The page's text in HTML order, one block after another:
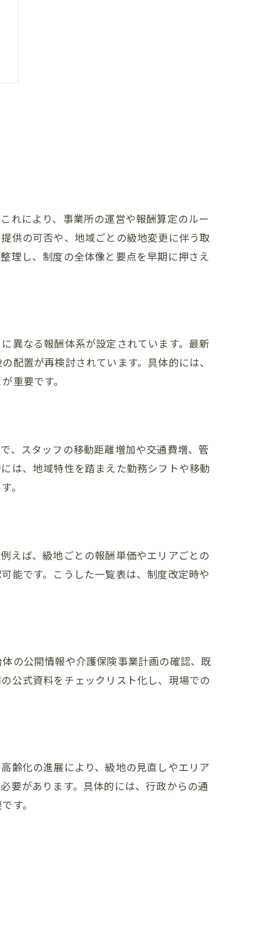
れにより、事業所の運営や報酬算定のルー
供の可否や、地域ごとの級地変更に伴う取
理し、制度の全体像と要点を早期に押さえ
異なる報酬体系が設定されています。最新
配置が再検討されています。具体的には、
重要です。
、スタッフの移動距離増加や交通費増、管
は、地域特性を踏まえた勤務シフトや移動
。
えば、級地ごとの報酬単価やエリアごとの
能です。こうした一覧表は、制度改定時や
の公開情報や介護保険事業計画の確認、既
公式資料をチェックリスト化し、現場での
齢化の進展により、級地の見直しやエリア
要があります。具体的には、行政からの通
す。